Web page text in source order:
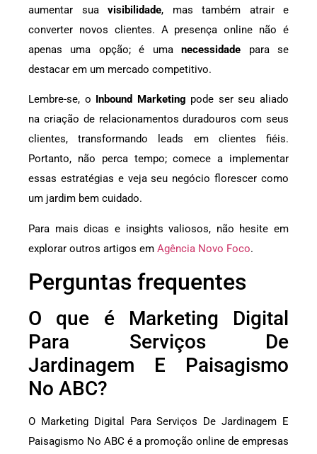
aumentar sua visibilidade, mas também atrair e
converter novos clientes. A presença online não é
apenas uma opção; é umanecessidade para se
destacar em um mercado competitivo.
Lembre-se, o Inbound Marketing pode ser seu aliado
na criação de relacionamentos duradouros com seus
clientes, transformando leads em clientes fiéis.
Portanto, não perca tempo; comece a implementar
essas estratégias e veja seu negócio florescer como
um jardim bem cuidado.
Para mais dicas e insights valiosos, não hesite em
explorar outros artigos em Agência Novo Foco.
Perguntas frequentes
O que é Marketing Digital
Para Serviços De
Jardinagem E Paisagismo
No ABC?
O Marketing Digital Para Serviços De Jardinagem E
Paisagismo No ABC é a promoção online de empresas